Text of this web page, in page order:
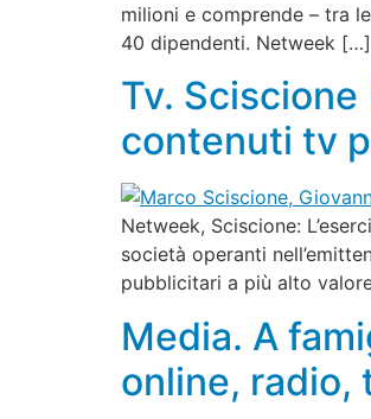
milioni e comprende – tra
40 dipendenti. Netweek […]
Tv.
contenuti tv
Netweek, Sciscione:
società operanti
pubblicitari a più alto
Media. A
online, radio,